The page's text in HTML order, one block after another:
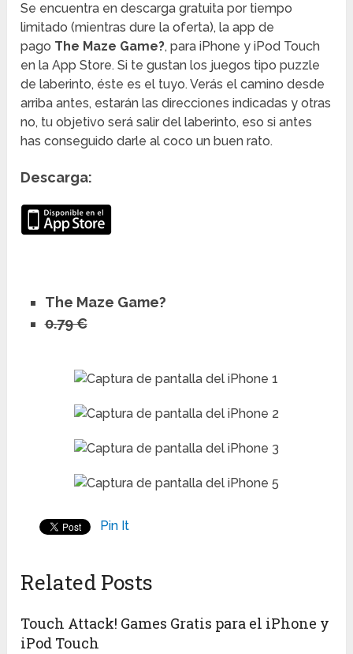
Se encuentra en descarga gratuita por tiempo
limitado (mientras dure la oferta), la app de
pago The Maze Game?, para iPhone y iPod Touch
en la App Store. Si te gustan los juegos tipo puzzle
de laberinto, éste es el tuyo. Verás el camino desde
arriba antes, estarán las direcciones indicadas y otras
no, tu objetivo será salir del laberinto, eso si antes
has conseguido darle al coco un buen rato.
Descarga:
The Maze Game?
0.79 €
Pin It
Related Posts
Touch Attack! Games Gratis para el iPhone y
iPod Touch